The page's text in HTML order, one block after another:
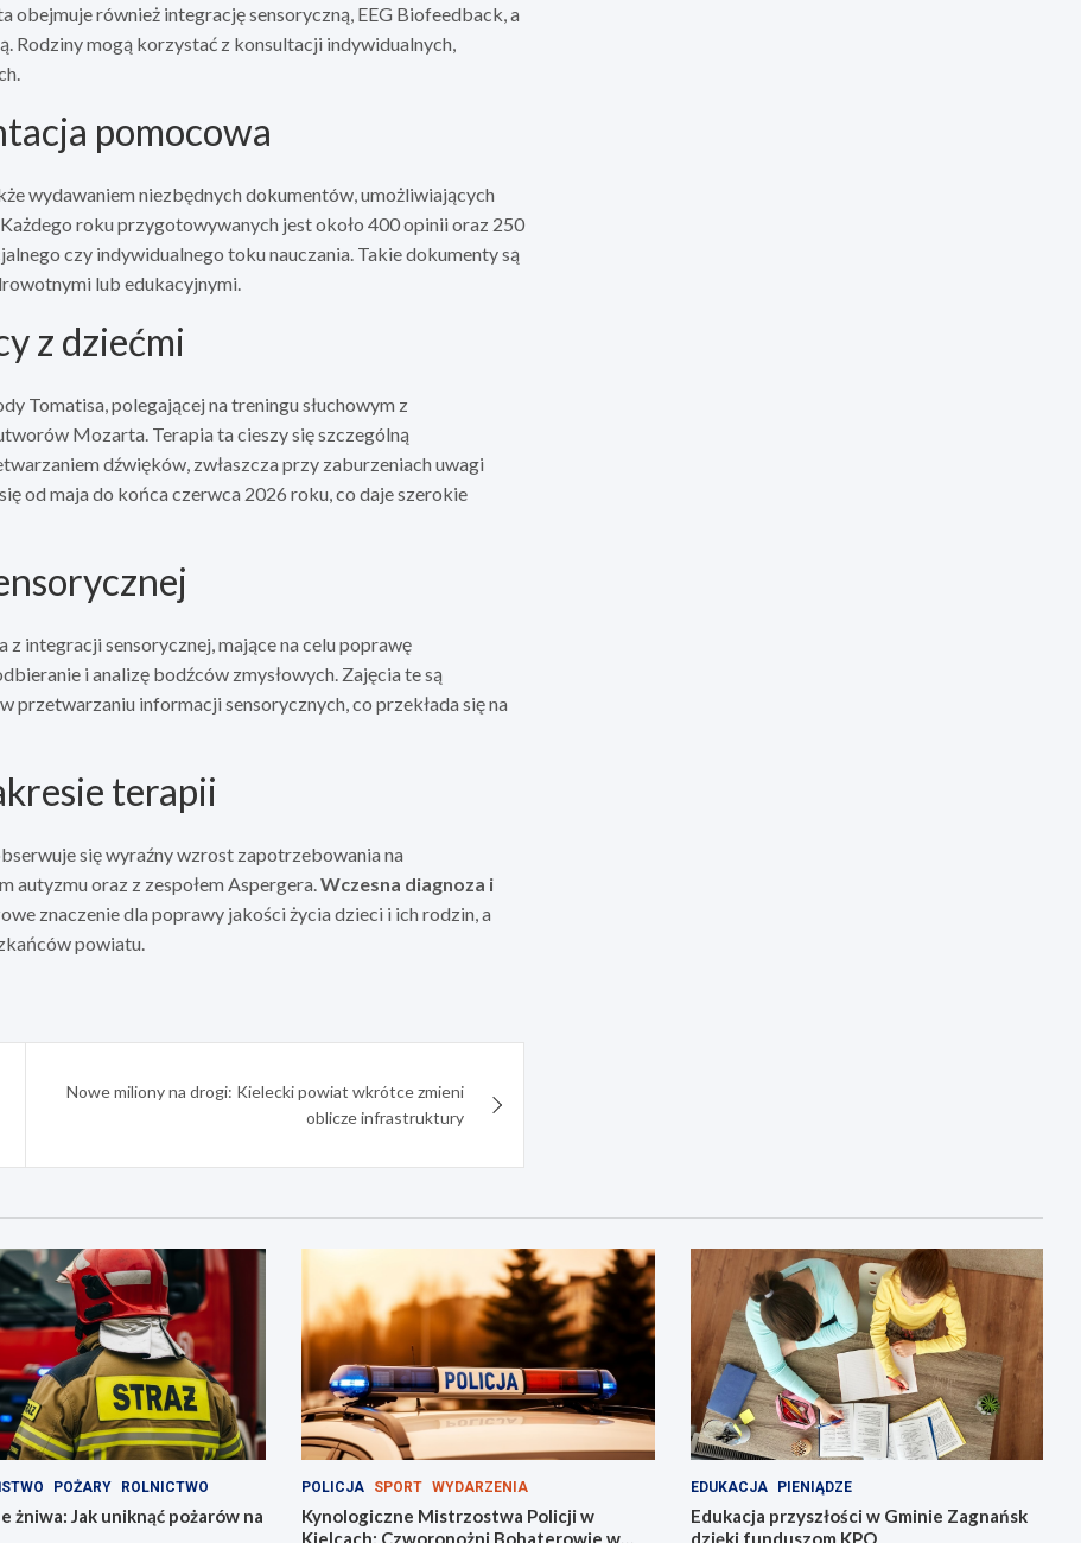
również integrację sensoryczną, EEG Biofeedback, a
Rodziny mogą korzystać z konsultacji indywidualnych,
pomocowa
wydawaniem niezbędnych dokumentów, umożliwiających
roku przygotowywanych jest około 400 opinii oraz 250
czy indywidualnego toku nauczania. Takie dokumenty są
lub edukacyjnymi.
z dziećmi
Tomatisa, polegającej na treningu słuchowym z
Mozarta. Terapia ta cieszy się szczególną
dźwięków, zwłaszcza przy zaburzeniach uwagi
od maja do końca czerwca 2026 roku, co daje szerokie
integracji sensorycznej, mające na celu poprawę
i analizę bodźców zmysłowych. Zajęcia te są
informacji sensorycznych, co przekłada się na
terapii
się wyraźny wzrost zapotrzebowania na
autyzmu oraz z zespołem Aspergera.Wczesna diagnoza i
znaczenie dla poprawy jakości życia dzieci i ich rodzin, a
powiatu.
Nowe miliony na drogi: Kielecki powiat wkrótce zmieni
oblicze infrastruktury
POŻARY ROLNICTWO
żniwa: Jak uniknąć pożarów na
POLICJA SPORT WYDARZENIA
Kynologiczne Mistrzostwa Policji w
Kielcach: Czworonożni Bohaterowie w
EDUKACJA PIENIĄDZE
Edukacja przyszłości w Gminie Zagnańsk
dzięki funduszom KPO